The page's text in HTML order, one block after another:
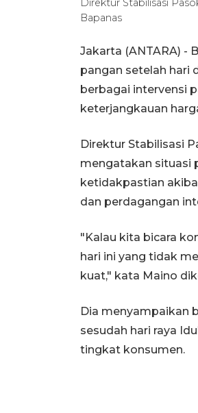
Direktur Stabilisasi
Bapanas
Jakarta (ANTARA) -
pangan setelah hari
berbagai intervensi
keterjangkauan
Direktur Stabilisasi
mengatakan situasi
ketidakpastian
dan perdagangan
"Kalau kita bicara
hari ini yang tidak
kuat," kata Maino
Dia menyampaikan
sesudah hari raya
tingkat konsumen.